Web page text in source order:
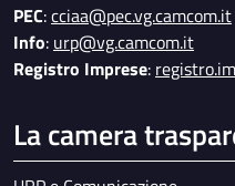
PEC:cciaa@pec.vg.camcom.it
Info: urp@vg.camcom.it
Registro Imprese:
La camera